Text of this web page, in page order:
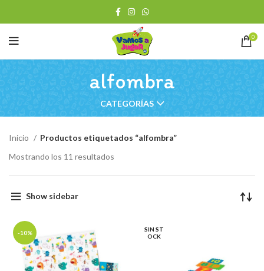
0
alfombra
CATEGORÍAS
Inicio
Productos etiquetados “alfombra”
Mostrando los 11 resultados
Show sidebar
-10%
SIN ST
OCK